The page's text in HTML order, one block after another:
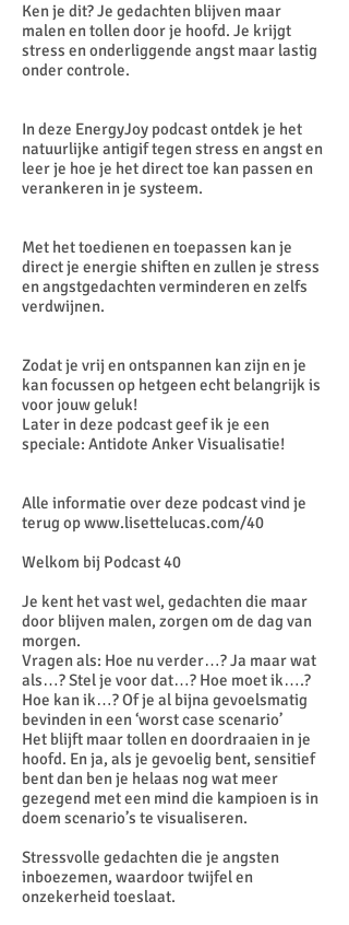
Ken je dit? Je gedachten blijven maar
malen en tollen door je hoofd. Je krijgt
stress en onderliggende angst maar lastig
onder controle.
In deze EnergyJoy podcast ontdek je het
natuurlijke antigif tegen stress en angst en
leer je hoe je het direct toe kan passen en
verankeren in je systeem.
Met het toedienen en toepassen kan je
direct je energie shiften en zullen je stress
en angstgedachten verminderen en zelfs
verdwijnen.
Zodat je vrij en ontspannen kan zijn en je
kan focussen op hetgeen echt belangrijk is
voor jouw geluk!
Later in deze podcast geef ik je een
speciale: Antidote Anker Visualisatie!
Alle informatie over deze podcast vind je
terug opwww.lisettelucas.com/40
Welkom bij Podcast 40
Je kent het vast wel, gedachten die maar
door blijven malen, zorgen om de dag van
morgen.
Vragen als: Hoe nu verder…? Ja maar wat
als…? Stel je voor dat…? Hoe moet ik….?
Hoe kan ik…? Of je al bijna gevoelsmatig
bevinden in een ‘worst case scenario’
Het blijft maar tollen en doordraaien in je
hoofd. En ja, als je gevoelig bent, sensitief
bent dan ben je helaas nog wat meer
gezegend met een mind die kampioen is in
doem scenario’s te visualiseren.
Stressvolle gedachten die je angsten
inboezemen, waardoor twijfel en
onzekerheid toeslaat.